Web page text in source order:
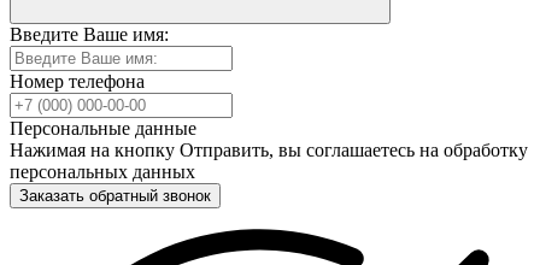
Введите Ваше имя:
Номер телефона
Персональные данные
Нажимая на кнопку Отправить, вы соглашаетесь на обработку
персональных данных
Заказать обратный звонок